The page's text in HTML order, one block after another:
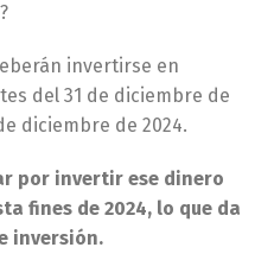
invertirse en
del 31 de diciembre de
diciembre de 2024.
por invertir ese dinero
fines de 2024, lo que da
inversión.